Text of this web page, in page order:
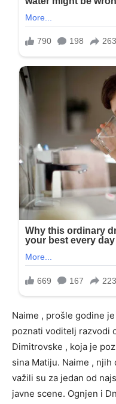
Naime , prošle godine
poznati voditelj razvodi
Dimitrovske , koja je
sina Matiju. Naime ,
važili su za jedan od
javne scene. Ognjen i